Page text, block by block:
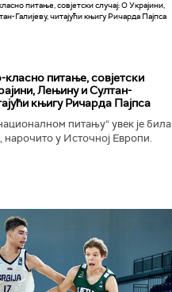
питање, совјетски
Лењину и Султан-
књигу Ричарда Пајпса
питању“ увек је била
нарочито у Источној Европи.